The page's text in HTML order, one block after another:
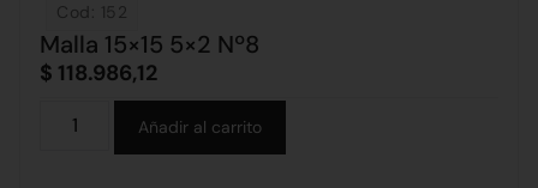
Cod: 152
Malla 15×15 5×2 Nº8
$ 118.986,12
Añadir al carrito